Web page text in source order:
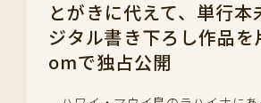
とがきに代えて、単行本
ジタル書き下ろし作品
omで独占公開